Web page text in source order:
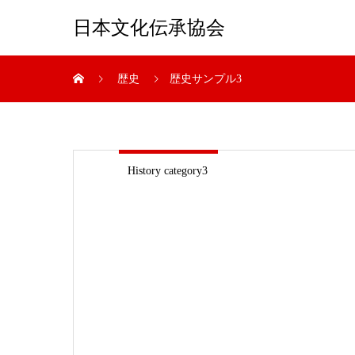
日本文化伝承協会
歴史 歴史サンプル3
History category3